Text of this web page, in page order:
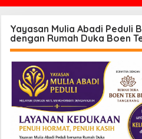
Kasus Korupsi
Pengoperasian Pesawat
APK: Mantan VP Business
Development Ditetapkan
Tersangka
Yayasan Mulia Abadi Peduli
dengan Rumah Duka Boen